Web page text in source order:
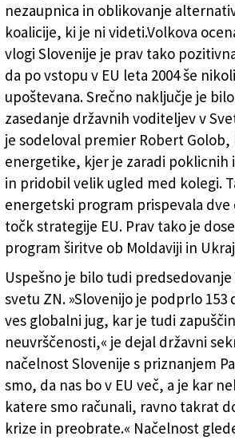
nezaupnica in oblikovanje
koalicije, ki je ni videti.Volkova
vlogi Slovenije je prav tako
da po vstopu v EU leta 2004 še
upoštevana. Srečno naključje je
zasedanje državnih voditeljev v
je sodeloval premier Robert
energetike, kjer je zaradi poklicnih
in pridobil velik ugled med kolegi.
energetski program prispevala
točk strategije EU. Prav tako je
program širitve ob Moldaviji in
Uspešno je bilo tudi
svetu ZN. »Slovenijo je podprlo
ves globalni jug, kar je tudi
neuvrščenosti,« je dejal državni
načelnost Slovenije s priznanjem
smo, da nas bo v EU več, a je kar
katere smo računali, ravno takrat
krize in preobrate.« Načelnost